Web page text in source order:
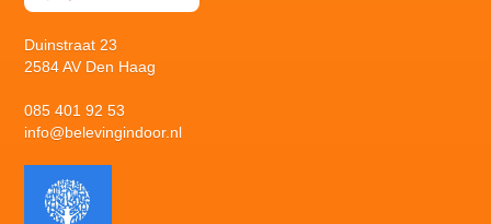
Duinstraat 23
2584 AV Den Haag
085 401 92 53
info@belevingindoor.nl